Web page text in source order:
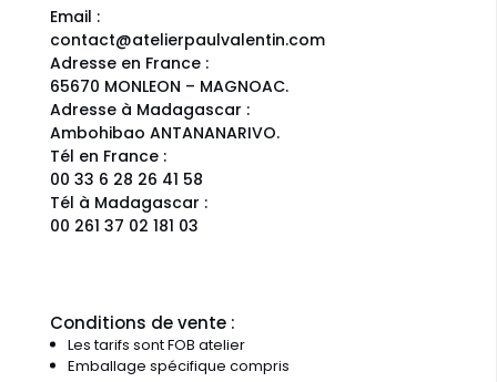
Email :
contact@atelierpaulvalentin.com
Adresse en France :
65670 MONLEON – MAGNOAC.
Adresse à Madagascar :
Ambohibao ANTANANARIVO.
Tél en France :
00 33 6 28 26 41 58
Tél à Madagascar :
00 261 37 02 181 03
Conditions de vente :
Les tarifs sont FOB atelier
Emballage spécifique compris